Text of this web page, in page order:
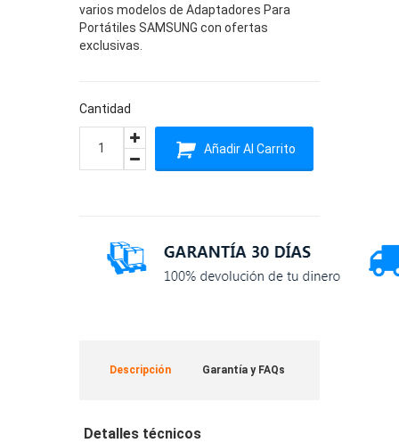
varios modelos de Adaptadores Para
Portátiles SAMSUNG con ofertas
exclusivas.
Cantidad
Añadir Al Carrito
Descripción Garantía y FAQs
Detalles técnicos